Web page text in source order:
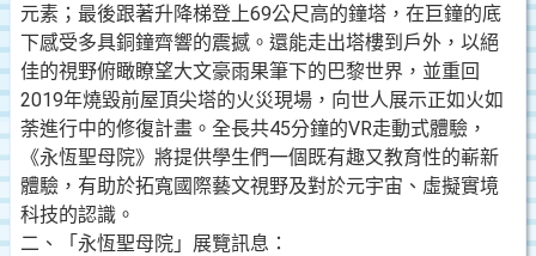
元素；最後跟著升降梯登上69公尺高的鐘塔，在巨鐘的底
下感受多具銅鐘齊響的震撼。還能走出塔樓到戶外，以絕
佳的視野俯瞰瞭望大文豪雨果筆下的巴黎世界，並重回
2019年燒毀前屋頂尖塔的火災現場，向世人展示正如火如
荼進行中的修復計畫。全長共45分鐘的VR走動式體驗，
《永恆聖母院》將提供學生們一個既有趣又教育性的嶄新
體驗，有助於拓寬國際藝文視野及對於元宇宙、虛擬實境
科技的認識。
二、「永恆聖母院」展覽訊息：